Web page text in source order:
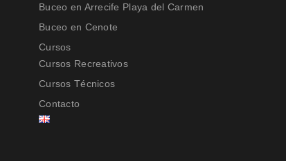
Buceo en Arrecife Playa del Carmen
Buceo en Cenote
Cursos
Cursos Recreativos
Cursos Técnicos
Contacto